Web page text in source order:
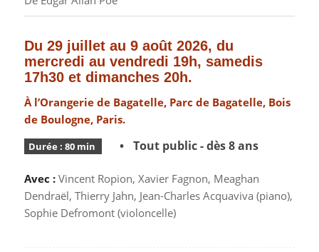
Du 29 juillet au 9 août 2026, du
mercredi au vendredi 19h, samedis
17h30 et dimanches 20h.
À l’Orangerie de Bagatelle, Parc de Bagatelle, Bois
de Boulogne, Paris.
Durée : 80 min • Tout public - dès 8 ans
Avec : Vincent Ropion, Xavier Fagnon, Meaghan
Dendraël, Thierry Jahn, Jean-Charles Acquaviva (piano),
Sophie Defromont (violoncelle)